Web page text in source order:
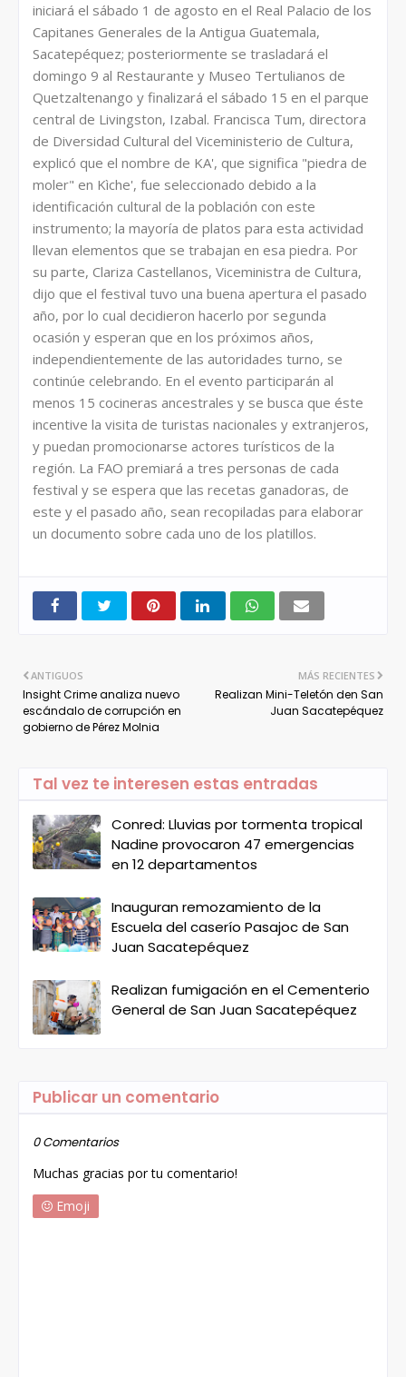
iniciará el sábado 1 de agosto en el Real Palacio de los
Capitanes Generales de la Antigua Guatemala,
Sacatepéquez; posteriormente se trasladará el
domingo 9 al Restaurante y Museo Tertulianos de
Quetzaltenango y finalizará el sábado 15 en el parque
central de Livingston, Izabal. Francisca Tum, directora
de Diversidad Cultural del Viceministerio de Cultura,
explicó que el nombre de KA', que significa "piedra de
moler" en Kìche', fue seleccionado debido a la
identificación cultural de la población con este
instrumento; la mayoría de platos para esta actividad
llevan elementos que se trabajan en esa piedra. Por
su parte, Clariza Castellanos, Viceministra de Cultura,
dijo que el festival tuvo una buena apertura el pasado
año, por lo cual decidieron hacerlo por segunda
ocasión y esperan que en los próximos años,
independientemente de las autoridades turno, se
continúe celebrando. En el evento participarán al
menos 15 cocineras ancestrales y se busca que éste
incentive la visita de turistas nacionales y extranjeros,
y puedan promocionarse actores turísticos de la
región. La FAO premiará a tres personas de cada
festival y se espera que las recetas ganadoras, de
este y el pasado año, sean recopiladas para elaborar
un documento sobre cada uno de los platillos.
MÁS RECIENTES
Realizan Mini-Teletón den San
Juan Sacatepéquez
ANTIGUOS
Insight Crime analiza nuevo
escándalo de corrupción en
gobierno de Pérez Molnia
Tal vez te interesen estas entradas
Conred: Lluvias por tormenta tropical
Nadine provocaron 47 emergencias
en 12 departamentos
Inauguran remozamiento de la
Escuela del caserío Pasajoc de San
Juan Sacatepéquez
Realizan fumigación en el Cementerio
General de San Juan Sacatepéquez
Publicar un comentario
0 Comentarios
Muchas gracias por tu comentario!
Emoji